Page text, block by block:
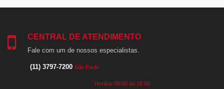
CENTRAL DE ATENDIMENTO
Fale com um de nossos especialistas.
(11) 3797-7200 São Paulo
Horário 08:00 às 18:00